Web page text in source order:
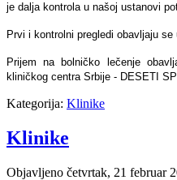
je dalјa kontrola u našoj ustanovi
Prvi i kontrolni pregledi obavlјaju
Prijem na bolničko lečenje
kliničkog centra Srbije - DESETI
Kategorija: Klinike
Klinike
Objavljeno četvrtak, 21 februar